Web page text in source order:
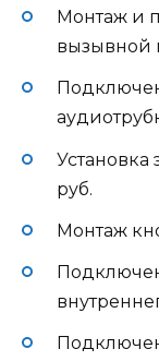
Монтаж и
вызывной
Установка
руб.
Монтаж